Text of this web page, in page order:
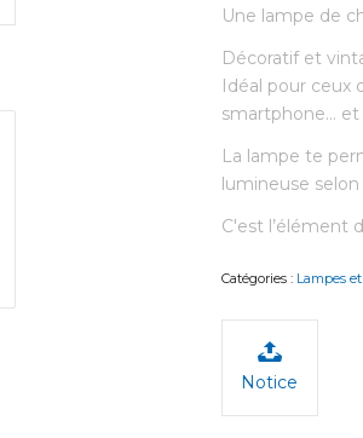
Une lampe de
Décoratif et
Idéal pour ceux
smartphone… et
La lampe te
lumineuse
C'est l’élément
Catégories : Lampes
Notice